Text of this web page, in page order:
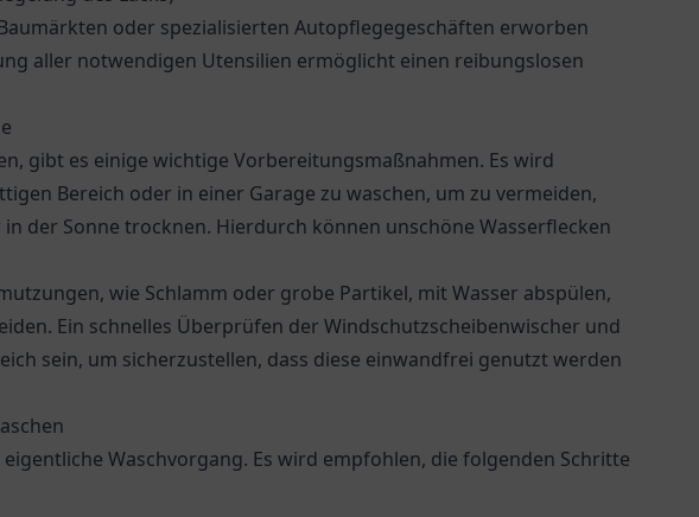
oder spezialisierten Autopflegegeschäften erworben
aller notwendigen Utensilien ermöglicht einen reibungslosen
gibt es einige wichtige Vorbereitungsmaßnahmen. Es wird
Bereich oder in einer Garage zu waschen, um zu vermeiden,
in der Sonne trocknen. Hierdurch können unschöne Wasserflecken
wie Schlamm oder grobe Partikel, mit Wasser abspülen,
Ein schnelles Überprüfen der Windschutzscheibenwischer und
sein, um sicherzustellen, dass diese einwandfrei genutzt werden
Waschvorgang. Es wird empfohlen, die folgenden Schritte